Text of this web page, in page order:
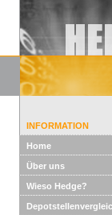
INFORMATION
Home
Über uns
Wieso Hedge?